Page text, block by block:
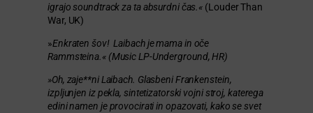
igrajo soundtrack za ta absur­dni čas.« (Louder Than
War, UK)
»Enkraten šov! Laibach je mama in oče
Rammsteina.« (Music LP-Underground, HR)
»Oh, zaje**ni Laibach. Glasbeni Frankenstein,
izpljunjen iz pekla, sintetizatorski vojni stroj, katerega
edini namen je provocirati in opazovati, kako se svet